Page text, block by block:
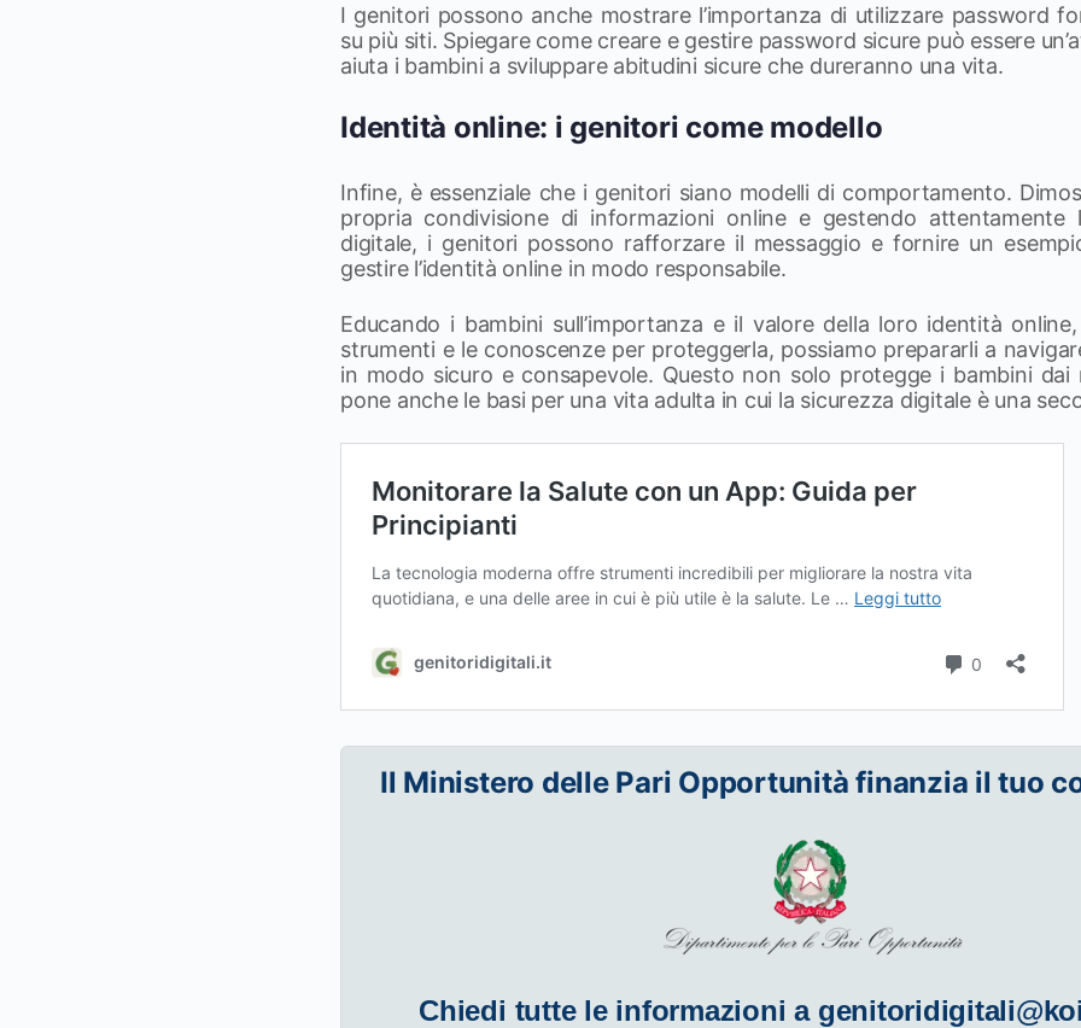
I genitori possono anche mostrare l’importanza di utilizzare password
su più siti. Spiegare come creare e gestire password sicure può essere
aiuta i bambini a sviluppare abitudini sicure che dureranno una vita.
Identità online: i genitori come modello
Infine, è essenziale che i genitori siano modelli di comportamento.
propria condivisione di informazioni online e gestendo attentamente
digitale, i genitori possono rafforzare il messaggio e fornire un
gestire l’identità online in modo responsabile.
Educando i bambini sull’importanza e il valore della loro identità
strumenti e le conoscenze per proteggerla, possiamo prepararli a
in modo sicuro e consapevole. Questo non solo protegge i bambini dai
pone anche le basi per una vita adulta in cui la sicurezza digitale è una
Il Ministero delle Pari Opportunità finanzia il tuo
Chiedi tutte le informazioni a